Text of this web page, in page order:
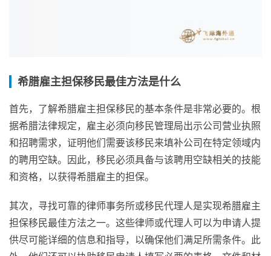
希腊雇主担保移民最佳方法是什么
首先，了解希腊雇主担保移民的基本条件是非常必要的。根
据希腊法律规定，雇主必须向移民管理局出示公司营业执照
和招聘需求，证明他们需要该移民来填补公司在特定领域内
的聘用空缺。因此，移民必须具备与该聘用空缺相关的技能
和资格，以获得希腊雇主的担保。
其次，寻找可靠的律师事务所或移民代理人是实现希腊雇主
担保移民最佳方法之一。这些律师或代理人可以为申请人提
供尽可能详细的信息和指导，以确保他们满足所需条件。此